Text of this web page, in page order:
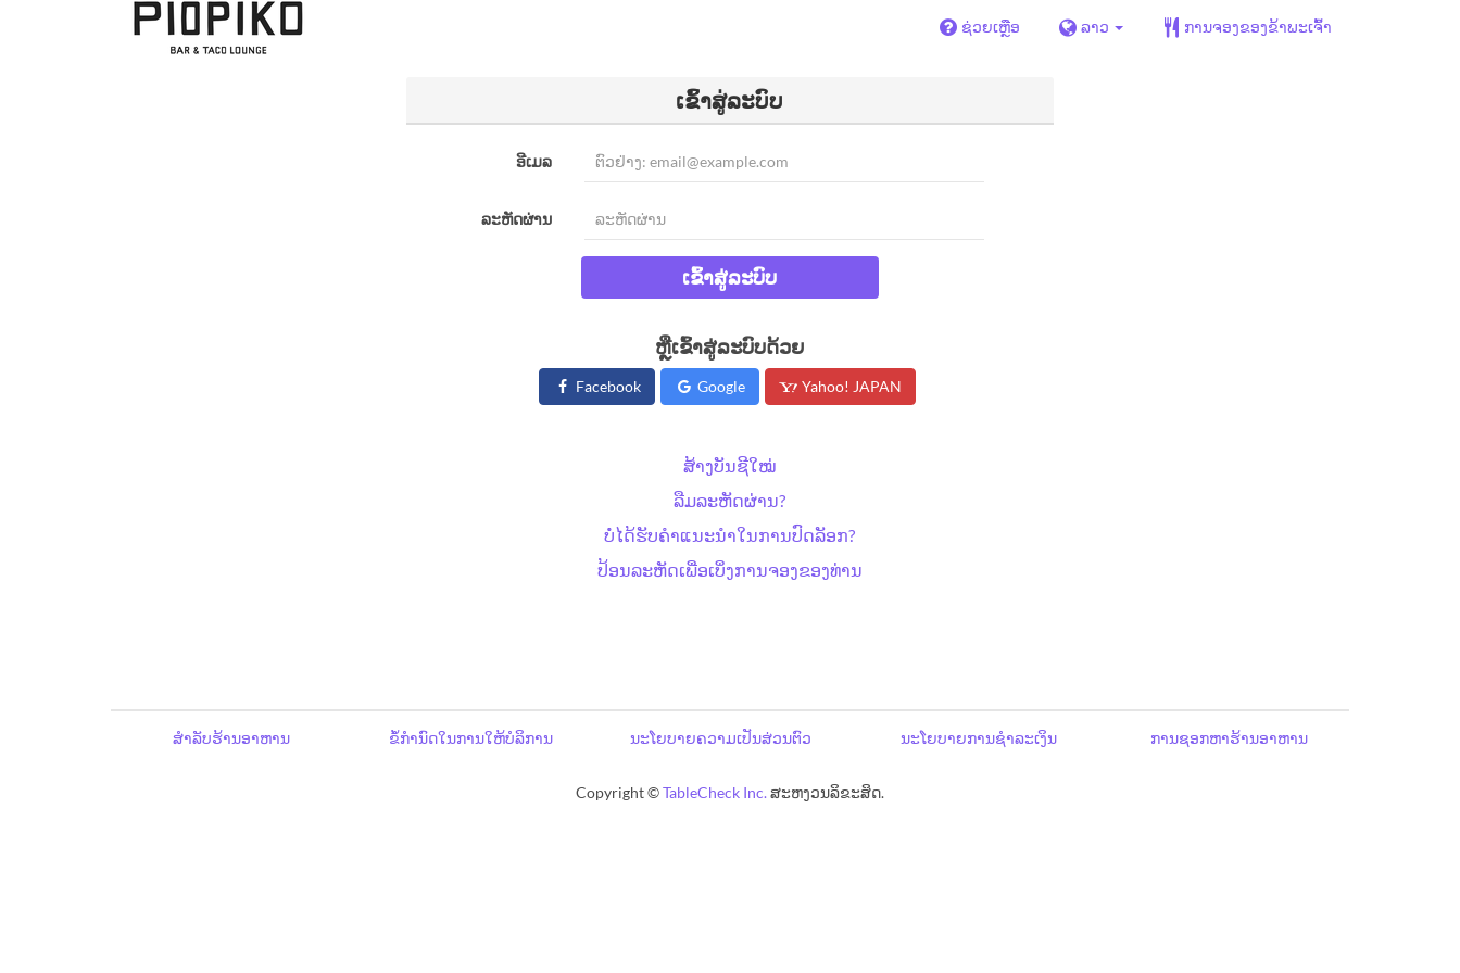
ຊ່ວຍເຫຼືອ ລາວ ການຈອງຂອງຂ້າພະເຈົ້າ
ເຂົ້າສູ່ລະບົບ
ອີເມລ
ລະຫັດຜ່ານ
ເຂົ້າສູ່ລະບົບ
ຫຼືເຂົ້າສູ່ລະບົບດ້ວຍ
Facebook Google Yahoo! JAPAN
ສ້າງບັນຊີໃໝ່
ລືມລະຫັດຜ່ານ?
ບໍ່ໄດ້ຮັບຄຳແນະນຳໃນການປົດລັອກ?
ປ້ອນລະຫັດເພື່ອເບິ່ງການຈອງຂອງທ່ານ
ສຳລັບຮ້ານອາຫານ ຂໍ້ກຳນົດໃນການໃຫ້ບໍລິການ ນະໂຍບາຍຄວາມເປັນສ່ວນຕົວ ນະໂຍບາຍການຊຳລະເງິນ ການຊອກຫາຮ້ານອາຫານ
Copyright ©TableCheck Inc.ສະຫງວນລິຂະສິດ.